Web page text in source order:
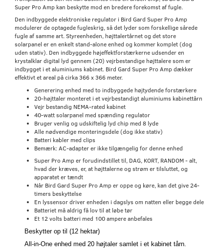
Super Pro Amp kan beskytte mod en bredere forekomst af fugle.
Den indbyggede elektroniske regulator i Bird Gard Super Pro Amp
modulerer de optagede fugleskrig, så det lyder som forskellige sårede
fugle af samme art. Styreenheden, højttalertårnet og det store
solarpanel er en enkelt stand-alone enhed og kommer komplet (dog
uden stativ). Den indbyggede højeffektforstærkerne udsender en
krystalklar digital lyd gennem (20) vejrbestandige højttalere som er
indbygget i et aluminiums kabinet. Bird Gard Super Pro Amp dækker
effektivt et areal på cirka 366 x 366 meter.
Generering enhed med to indbyggede højtydende forstærkere
20-højttaler monteret i et vejrbestandigt aluminiums kabinettårn
Vejr bestandig NEMA-rated kabinet
40-watt solarpanel med spænding regulator
Bruger venlig og udskiftelig lyd chip med 8 lyde
Alle nødvendige monteringsdele (dog ikke stativ)
Batteri kabler med clips
Bemærk: AC-adapter er ikke tilgængelig for denne enhed
Super Pro Amp er forudindstillet til, DAG, KORT, RANDOM - alt,
hvad der kræves, er, at højttalerne og strøm er tilsluttet, og
apparatet er tændt
Når Bird Gard Super Pro Amp er oppe og køre, kan det give 24-
timers beskyttelse
En lyssensor driver enheden i dagslys om natten eller begge dele
Batteriet må aldrig få lov til at løbe tør
Et 12 volts batteri med 100 ampere anbefales
Beskytter op til (12 hektar)
All-in-One enhed med 20 højtaler samlet i et kabinet tårn.